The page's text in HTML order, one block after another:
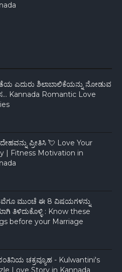
ಎದುರು ಶಿಲಾಬಾಲಿಕೆಯನ್ನು ನೋಡುವ
Kannada Romantic Love
ಪ್ರೀತಿಸಿ 💘 Love Your
| Fitness Motivation in
ಮುಂಚೆ ಈ 8 ವಿಷಯಗಳನ್ನು
ತಿಳಿದುಕೊಳ್ಳಿ : Know these
before your Marriage
ಚಕ್ರವ್ಯೂಹ - Kulwantini's
Love Story in Kannada